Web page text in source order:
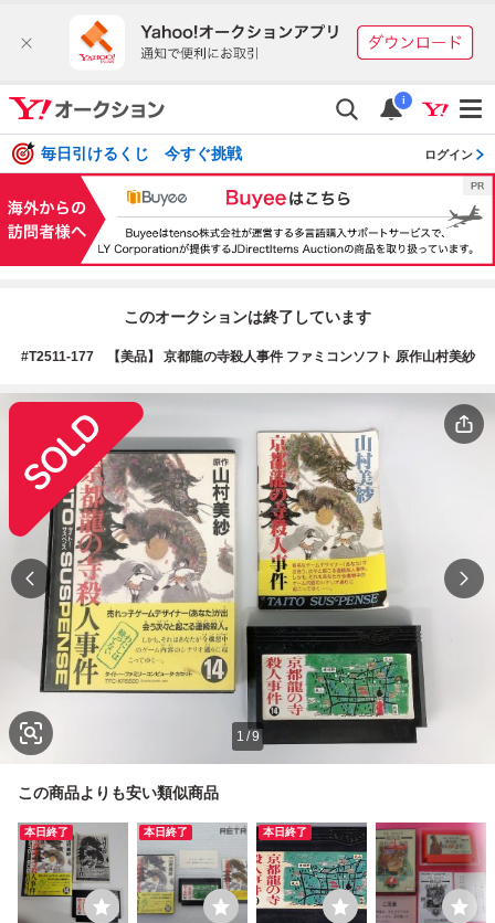
i
毎日引けるくじ 今すぐ挑戦 ログイン
このオークションは終了しています
#T2511-177 【美品】 京都龍の寺殺人事件 ファミコンソフト 原作山村美紗
1 /9
この商品よりも安い類似商品
本日終了 本日終了 本日終了